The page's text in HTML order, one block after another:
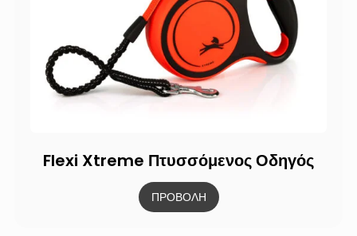
Flexi Xtreme Πτυσσόμενος Οδηγός
ΠΡΟΒΟΛΗ